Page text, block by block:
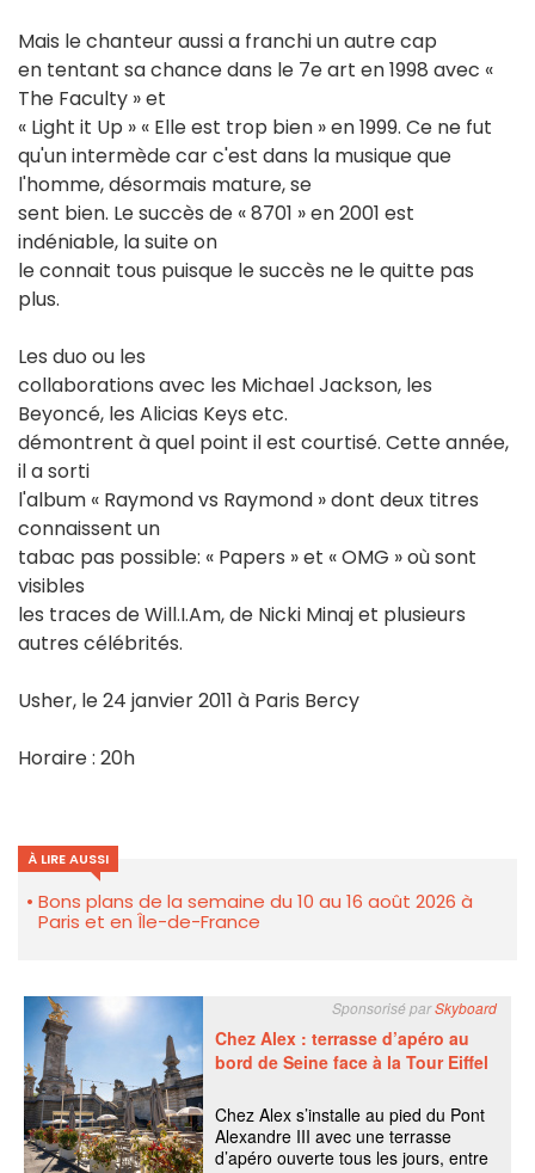
Mais le chanteur aussi a franchi un autre cap
en tentant sa chance dans le 7e art en 1998 avec «
The Faculty » et
« Light it Up » « Elle est trop bien » en 1999. Ce ne fut
qu'un intermède car c'est dans la musique que
l'homme, désormais mature, se
sent bien. Le succès de « 8701 » en 2001 est
indéniable, la suite on
le connait tous puisque le succès ne le quitte pas
plus.
Les duo ou les
collaborations avec les Michael Jackson, les
Beyoncé, les Alicias Keys etc.
démontrent à quel point il est courtisé. Cette année,
il a sorti
l'album « Raymond vs Raymond » dont deux titres
connaissent un
tabac pas possible: « Papers » et « OMG » où sont
visibles
les traces de Will.I.Am, de Nicki Minaj et plusieurs
autres célébrités.
Usher, le 24 janvier 2011 à Paris Bercy
Horaire : 20h
À LIRE AUSSI
Bons plans de la semaine du 10 au 16 août 2026 à
Paris et en Île-de-France